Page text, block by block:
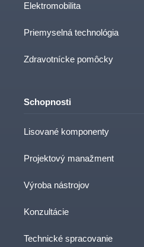
Elektromobilita
Priemyselná technológia
Zdravotnícke pomôcky
Schopnosti
Lisované komponenty
Projektový manažment
Výroba nástrojov
Konzultácie
Technické spracovanie